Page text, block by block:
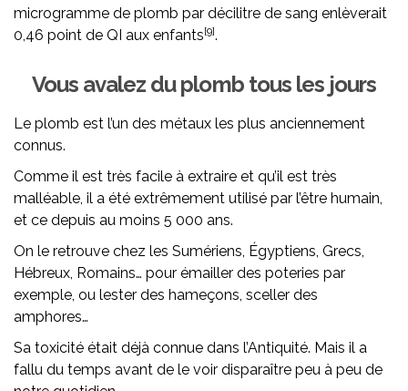
microgramme de plomb par décilitre de sang enlèverait
0,46 point de QI aux enfants[9].
Vous avalez du plomb tous les jours
Le plomb est l’un des métaux les plus anciennement
connus.
Comme il est très facile à extraire et qu’il est très
malléable, il a été extrêmement utilisé par l’être humain,
et ce depuis au moins 5 000 ans.
On le retrouve chez les Sumériens, Égyptiens, Grecs,
Hébreux, Romains… pour émailler des poteries par
exemple, ou lester des hameçons, sceller des
amphores…
Sa toxicité était déjà connue dans l’Antiquité. Mais il a
fallu du temps avant de le voir disparaître peu à peu de